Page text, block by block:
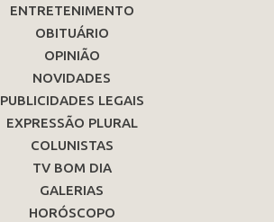
ENTRETENIMENTO
OBITUÁRIO
OPINIÃO
NOVIDADES
PUBLICIDADES LEGAIS
EXPRESSÃO PLURAL
COLUNISTAS
TV BOM DIA
GALERIAS
HORÓSCOPO